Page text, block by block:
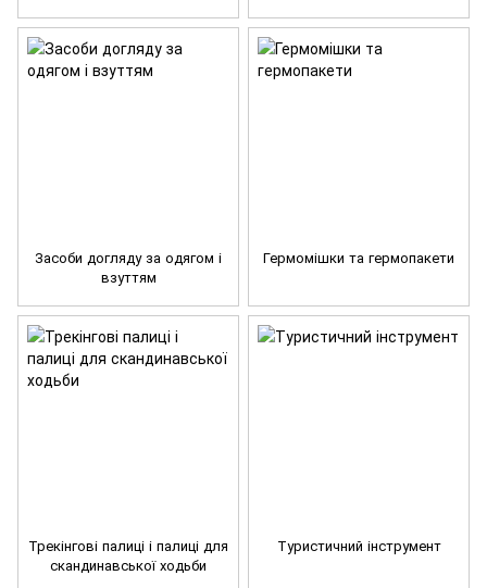
Засоби догляду за одягом і
взуттям
Гермомішки та гермопакети
Трекінгові палиці і палиці для
скандинавської ходьби
Туристичний інструмент